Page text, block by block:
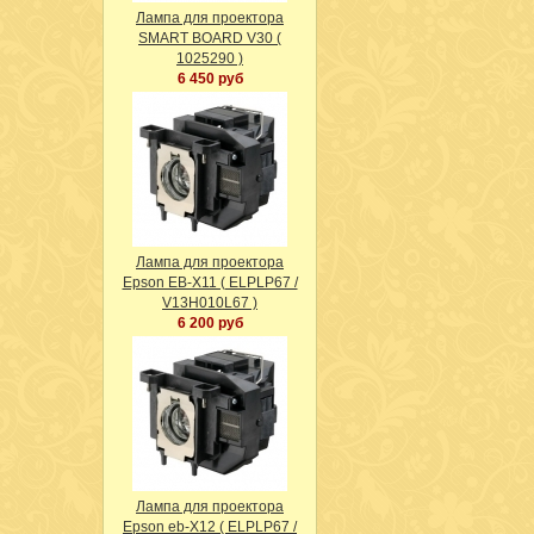
Лампа для проектора
SMART BOARD V30 (
1025290 )
6 450 руб
Лампа для проектора
Epson EB-X11 ( ELPLP67 /
V13H010L67 )
6 200 руб
Лампа для проектора
Epson eb-X12 ( ELPLP67 /